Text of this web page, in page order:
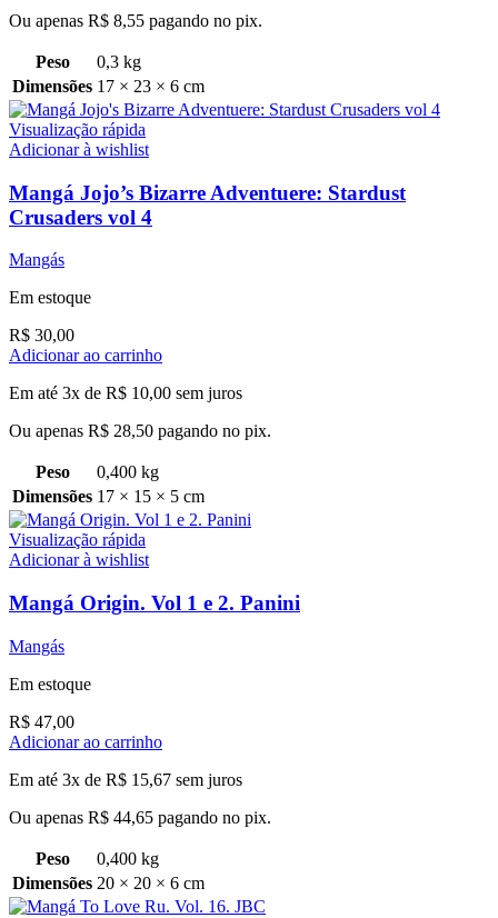
Ou apenas R$ 8,55 pagando no pix.
Peso
0,3 kg
Dimensões 17 × 23 × 6 cm
Visualização rápida
Adicionar à wishlist
Mangá Jojo’s Bizarre Adventuere: Stardust
Crusaders vol 4
Mangás
Em estoque
R$ 30,00
Adicionar ao carrinho
Em até 3x de R$ 10,00 sem juros
Ou apenas R$ 28,50 pagando no pix.
Peso
0,400 kg
Dimensões 17 × 15 × 5 cm
Visualização rápida
Adicionar à wishlist
Mangá Origin. Vol 1 e 2. Panini
Mangás
Em estoque
R$ 47,00
Adicionar ao carrinho
Em até 3x de R$ 15,67 sem juros
Ou apenas R$ 44,65 pagando no pix.
Peso
0,400 kg
Dimensões 20 × 20 × 6 cm